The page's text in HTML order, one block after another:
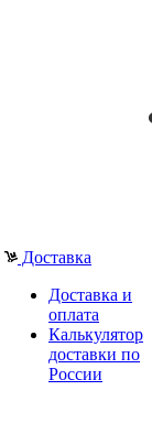
Доставка
Доставка и
оплата
Калькулятор
доставки по
России